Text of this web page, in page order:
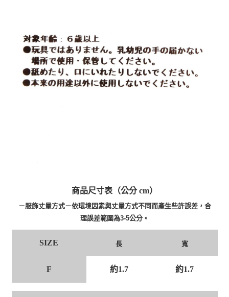
商品尺寸表（公分 cm）
－服飾丈量方式－依環境因素與丈量方式不同而產生些許誤差，合
理誤差範圍為3-5公分。
SIZE 長 寬
F 約1.7 約1.7